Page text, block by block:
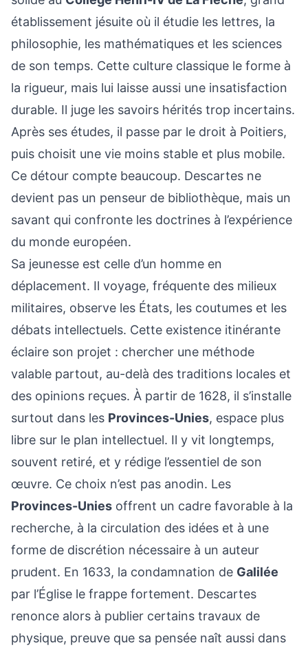
établissement jésuite où il étudie les lettres, la
philosophie, les mathématiques et les sciences
de son temps. Cette culture classique le forme à
la rigueur, mais lui laisse aussi une insatisfaction
durable. Il juge les savoirs hérités trop incertains.
Après ses études, il passe par le droit à Poitiers,
puis choisit une vie moins stable et plus mobile.
Ce détour compte beaucoup. Descartes ne
devient pas un penseur de bibliothèque, mais un
savant qui confronte les doctrines à l’expérience
du monde européen.
Sa jeunesse est celle d’un homme en
déplacement. Il voyage, fréquente des milieux
militaires, observe les États, les coutumes et les
débats intellectuels. Cette existence itinérante
éclaire son projet : chercher une méthode
valable partout, au-delà des traditions locales et
des opinions reçues. À partir de 1628, il s’installe
surtout dans les Provinces-Unies, espace plus
libre sur le plan intellectuel. Il y vit longtemps,
souvent retiré, et y rédige l’essentiel de son
œuvre. Ce choix n’est pas anodin. Les
Provinces-Unies offrent un cadre favorable à la
recherche, à la circulation des idées et à une
forme de discrétion nécessaire à un auteur
prudent. En 1633, la condamnation de Galilée
par l’Église le frappe fortement. Descartes
renonce alors à publier certains travaux de
physique, preuve que sa pensée naît aussi dans